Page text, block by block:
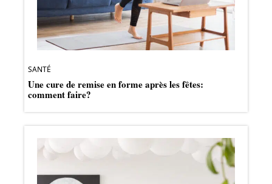
SANTÉ
Une cure de remise en forme après les fêtes:
comment faire?